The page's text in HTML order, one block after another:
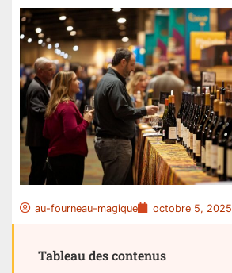
au-fourneau-magique octobre 5, 2025
Tableau des contenus